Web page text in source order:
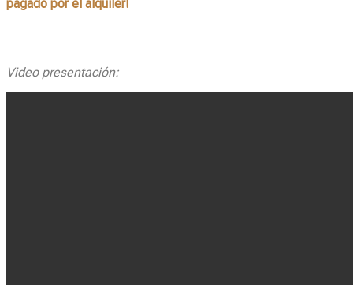
pagado por el alquiler!
Video presentación: